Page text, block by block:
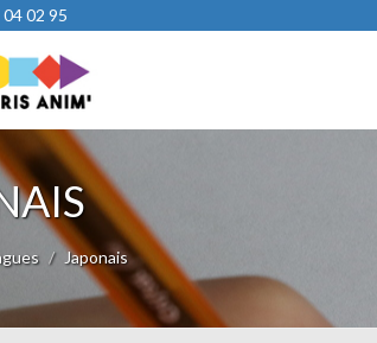
02 95
Japonais